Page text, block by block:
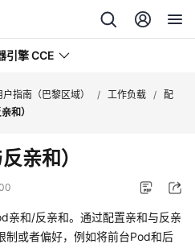
引擎 CCE
户指南（巴黎区域） / 工作负载 /
配
和）
亲和）
亲和/反亲和。通过配置亲和与反亲
制或者偏好，例如将前台Pod和后